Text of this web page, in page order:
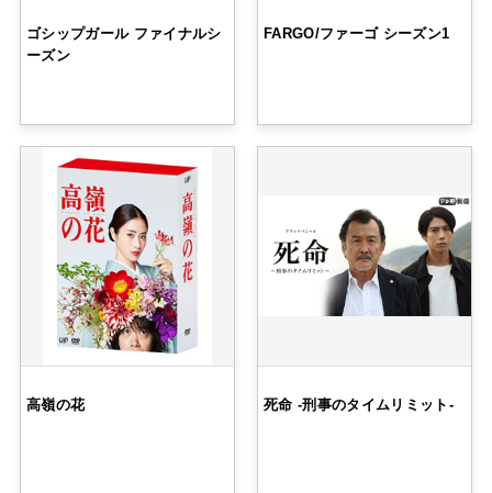
ゴシップガール ファイナルシ
ーズン
FARGO/ファーゴ シーズン1
高嶺の花 死命 -刑事のタイムリミット-